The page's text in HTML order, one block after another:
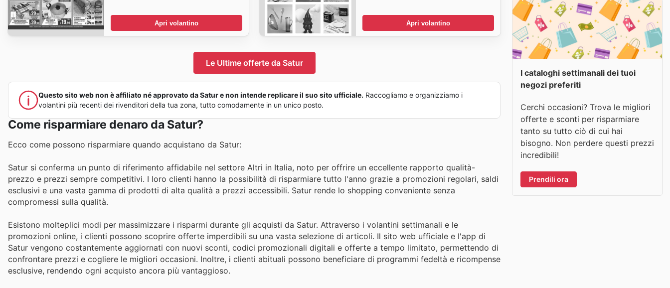
Apri volantino Apri volantino
Le Ultime offerte da Satur
Questo sito web non è affiliato né approvato da Satur e non intende replicare il suo sito ufficiale. Raccogliamo e organizziamo i
volantini più recenti dei rivenditori della tua zona, tutto comodamente in un unico posto.
Come risparmiare denaro da Satur?
Ecco come possono risparmiare quando acquistano da Satur:
Satur si conferma un punto di riferimento affidabile nel settore Altri in Italia, noto per offrire un eccellente rapporto qualità-
prezzo e prezzi sempre competitivi. I loro clienti hanno la possibilità di risparmiare tutto l'anno grazie a promozioni regolari, saldi
esclusivi e una vasta gamma di prodotti di alta qualità a prezzi accessibili. Satur rende lo shopping conveniente senza
compromessi sulla qualità.
Esistono molteplici modi per massimizzare i risparmi durante gli acquisti da Satur. Attraverso i volantini settimanali e le
promozioni online, i clienti possono scoprire offerte imperdibili su una vasta selezione di articoli. Il sito web ufficiale e l'app di
Satur vengono costantemente aggiornati con nuovi sconti, codici promozionali digitali e offerte a tempo limitato, permettendo di
confrontare prezzi e cogliere le migliori occasioni. Inoltre, i clienti abituali possono beneficiare di programmi fedeltà e ricompense
esclusive, rendendo ogni acquisto ancora più vantaggioso.
I cataloghi settimanali dei tuoi
negozi preferiti
Cerchi occasioni? Trova le migliori
offerte e sconti per risparmiare
tanto su tutto ciò di cui hai
bisogno. Non perdere questi prezzi
incredibili!
Prendili ora